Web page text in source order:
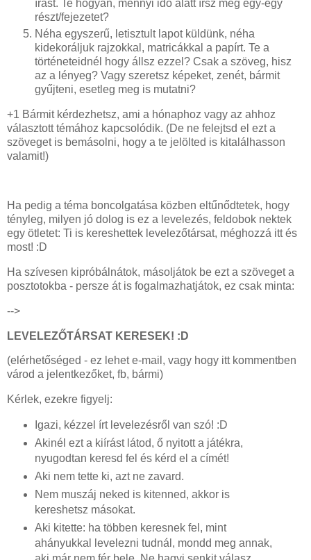
írást. Te hogyan, mennyi idő alatt írsz meg egy-egy
részt/fejezetet?
Néha egyszerű, letisztult lapot küldünk, néha
kidekoráljuk rajzokkal, matricákkal a papírt. Te a
történeteidnél hogy állsz ezzel? Csak a szöveg, hisz
az a lényeg? Vagy szeretsz képeket, zenét, bármit
gyűjteni, esetleg meg is mutatni?
+1 Bármit kérdezhetsz, ami a hónaphoz vagy az ahhoz
választott témához kapcsolódik. (De ne felejtsd el ezt a
szöveget is bemásolni, hogy a te jelölted is kitalálhasson
valamit!)
Ha pedig a téma boncolgatása közben eltűnődtetek, hogy
tényleg, milyen jó dolog is ez a levelezés, feldobok nektek
egy ötletet: Ti is kereshettek levelezőtársat, méghozzá itt és
most! :D
Ha szívesen kipróbálnátok, másoljátok be ezt a szöveget a
posztotokba - persze át is fogalmazhatjátok, ez csak minta:
-->
LEVELEZŐTÁRSAT KERESEK! :D
(elérhetőséged - ez lehet e-mail, vagy hogy itt kommentben
várod a jelentkezőket, fb, bármi)
Kérlek, ezekre figyelj:
Igazi, kézzel írt levelezésről van szó! :D
Akinél ezt a kiírást látod, ő nyitott a játékra,
nyugodtan keresd fel és kérd el a címét!
Aki nem tette ki, azt ne zavard.
Nem muszáj neked is kitenned, akkor is
kereshetsz másokat.
Aki kitette: ha többen keresnek fel, mint
ahányukkal levelezni tudnál, mondd meg annak,